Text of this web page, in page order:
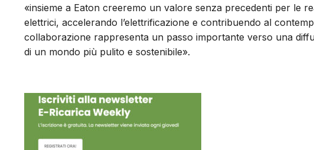
«insieme a Eaton creeremo un valore senza precedenti per le
elettrici, accelerando l’elettrificazione e contribuendo al
collaborazione rappresenta un passo importante verso una
di un mondo più pulito e sostenibile».